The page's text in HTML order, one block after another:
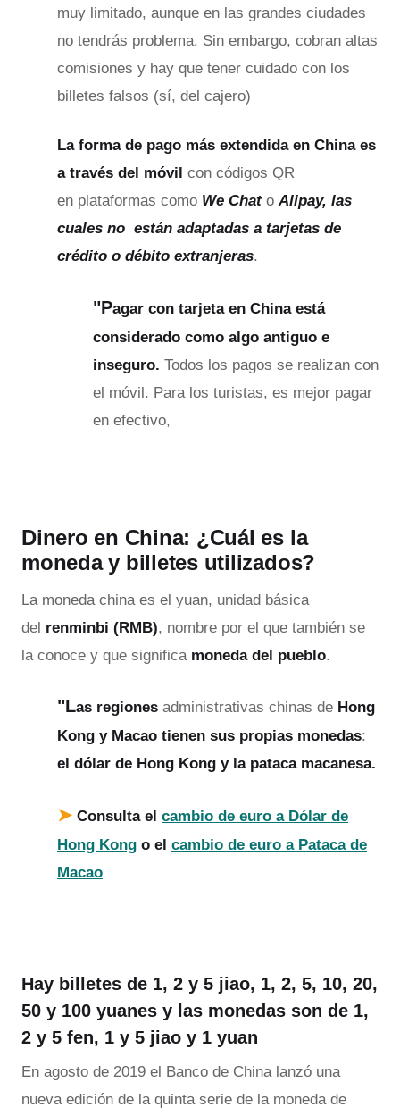
muy limitado, aunque en las grandes ciudades
no tendrás problema. Sin embargo, cobran altas
comisiones y hay que tener cuidado con los
billetes falsos (sí, del cajero)
La forma de pago más extendida en China es
a través del móvil con códigos QR
en plataformas como We ChatoAlipay, las
cuales no están adaptadas a tarjetas de
crédito o débito extranjeras.
"Pagar con tarjeta en China está
considerado como algo antiguo e
inseguro. Todos los pagos se realizan con
el móvil. Para los turistas, es mejor pagar
en efectivo,
Dinero en China: ¿Cuál es la
moneda y billetes utilizados?
La moneda china es el yuan, unidad básica
del renminbi (RMB), nombre por el que también se
la conoce y que significa moneda del pueblo.
"Las regiones administrativas chinas de Hong
Kong y Macao tienen sus propias monedas:
el dólar de Hong Kong y la pataca macanesa.
➤ Consulta el cambio de euro a Dólar de
Hong Kong o el cambio de euro a Pataca de
Macao
Hay billetes de 1, 2 y 5 jiao, 1, 2, 5, 10, 20,
50 y 100 yuanes y las monedas son de 1,
2 y 5 fen, 1 y 5 jiao y 1 yuan
En agosto de 2019 el Banco de China lanzó una
nueva edición de la quinta serie de la moneda de